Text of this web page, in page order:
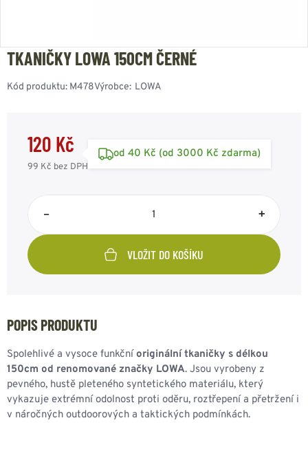
TKANIČKY LOWA 150CM ČERNÉ
Kód produktu: M478Výrobce: LOWA
120 Kč
99 Kč bez DPH
od 40 Kč (od 3000 Kč zdarma)
– +
VLOŽIT DO KOŠÍKU
POPIS PRODUKTU
Spolehlivé a vysoce funkčníoriginální tkaničky s délkou
150cm od renomované značky LOWA. Jsou vyrobeny z
pevného, hustě pleteného syntetického materiálu, který
vykazuje extrémní odolnost proti oděru, roztřepení a přetržení i
v náročných outdoorových a taktických podmínkách.